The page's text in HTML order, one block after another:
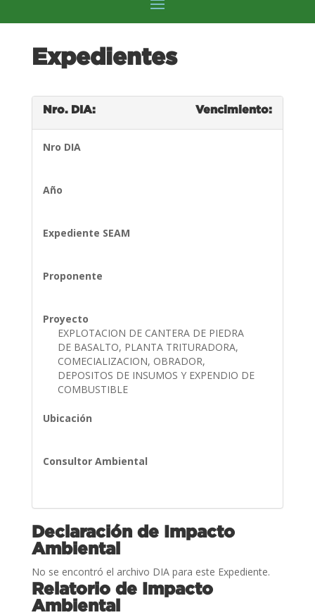
Expedientes
Nro. DIA: Vencimiento:
Nro DIA
Año
Expediente SEAM
Proponente
Proyecto
EXPLOTACION DE CANTERA DE PIEDRA
DE BASALTO, PLANTA TRITURADORA,
COMECIALIZACION, OBRADOR,
DEPOSITOS DE INSUMOS Y EXPENDIO DE
COMBUSTIBLE
Ubicación
Consultor Ambiental
Declaración de Impacto
Ambiental
No se encontró el archivo DIA para este Expediente.
Relatorio de Impacto
Ambiental